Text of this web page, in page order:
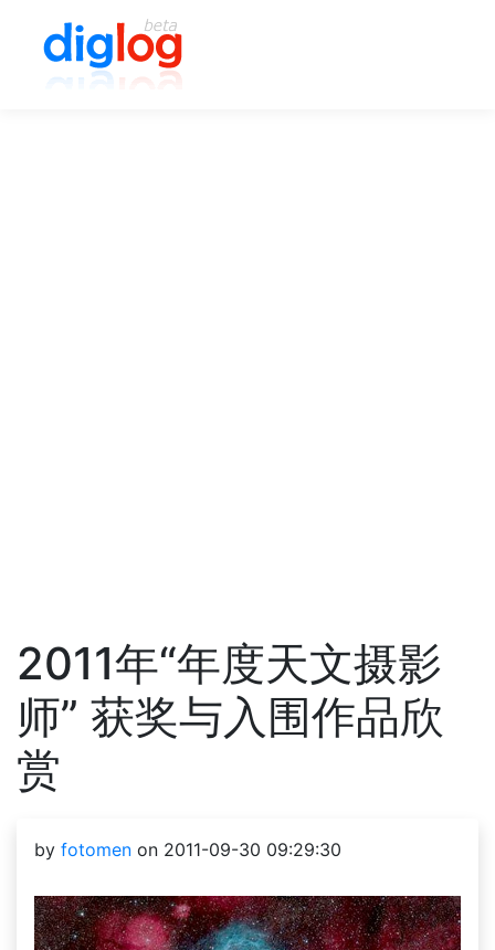
2011年“年度天文摄影
师” 获奖与入围作品欣
赏
by fotomen on 2011-09-30 09:29:30